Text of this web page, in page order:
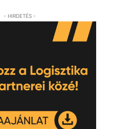
- HIRDETÉS -